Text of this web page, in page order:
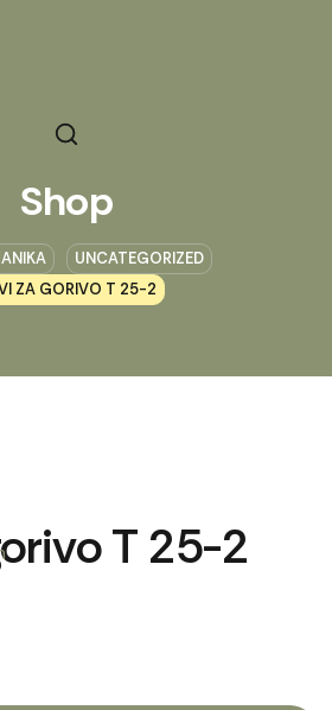
Shop
UNCATEGORIZED
ZA GORIVO T 25-2
T 25-2